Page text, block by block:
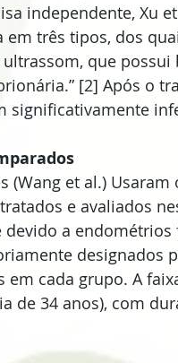
independente, Xu
em três tipos, dos
que
[2] Após o
significativamente
(Wang et al.)
e avaliados
a endométrios
designados
em cada grupo. A
de 34 anos), com